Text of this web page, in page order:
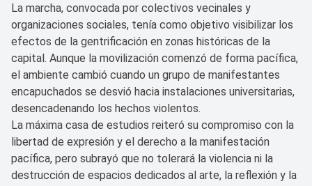
La marcha, convocada por colectivos vecinales y
organizaciones sociales, tenía como objetivo visibilizar los
efectos de la gentrificación en zonas históricas de la
capital. Aunque la movilización comenzó de forma pacífica,
el ambiente cambió cuando un grupo de manifestantes
encapuchados se desvió hacia instalaciones universitarias,
desencadenando los hechos violentos.
La máxima casa de estudios reiteró su compromiso con la
libertad de expresión y el derecho a la manifestación
pacífica, pero subrayó que no tolerará la violencia ni la
destrucción de espacios dedicados al arte, la reflexión y la